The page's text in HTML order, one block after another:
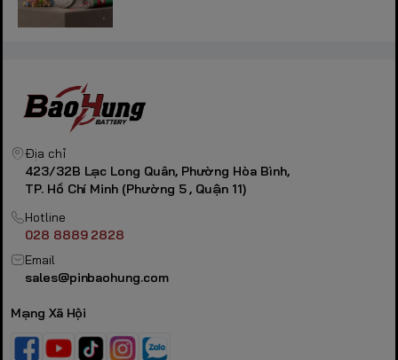
Địa chỉ
423/32B Lạc Long Quân, Phường Hòa Bình,
TP. Hồ Chí Minh (Phường 5 , Quận 11)
Hotline
028 8889 2828
Email
sales@pinbaohung.com
Mạng Xã Hội